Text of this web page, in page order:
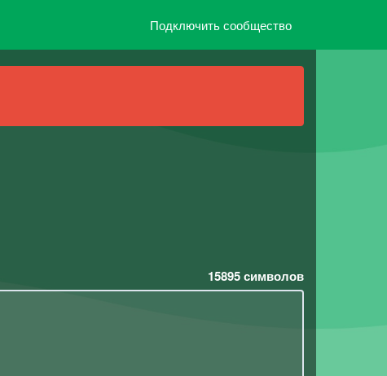
Подключить сообщество
15895символов